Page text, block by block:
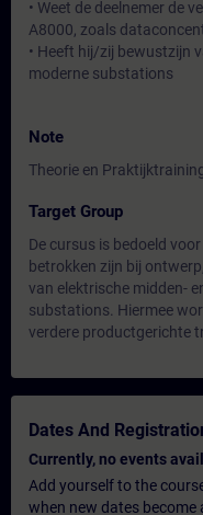
• Weet de deelnemer de
A8000, zoals
• Heeft hij/zij bewustzijn
moderne substations
Note
Theorie en
Target Group
De cursus is bedoeld
betrokken zijn bij
van elektrische midden-
substations. Hiermee
verdere productgerichte
Dates And
Currently, no events
Add yourself to the
when new dates become